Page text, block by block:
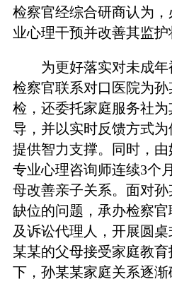
检察官经综合研商认为
业心理干预并改善其监护
为更好落实对未成年
检察官联系对口医院为
检，还委托家庭服务社
导，并以实时反馈方式
提供智力支撑。同时，
专业心理咨询师连续3个
母改善亲子关系。面对
缺位的问题，承办检察
及诉讼代理人，开展圆
某某的父母接受家庭教
下，孙某某家庭关系逐